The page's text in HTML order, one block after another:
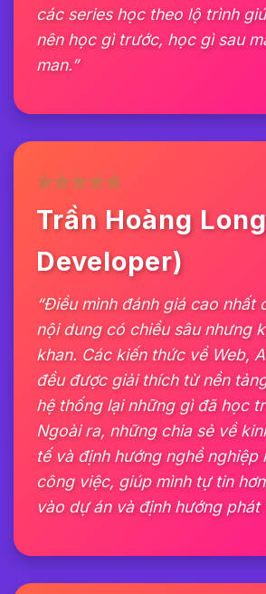
các series học theo lộ trình
nên học gì trước, học gì sau
man.”
Trần Hoàng
Developer)
“Điều mình đánh giá cao nhất
nội dung có chiều sâu nhưng
khan. Các kiến thức về Web,
đều được giải thích từ nền
hệ thống lại những gì đã học
Ngoài ra, những chia sẻ về
tế và định hướng nghề nghiệp
công việc, giúp mình tự tin
vào dự án và định hướng phát